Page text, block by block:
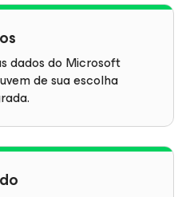
dados do Microsoft
de sua escolha